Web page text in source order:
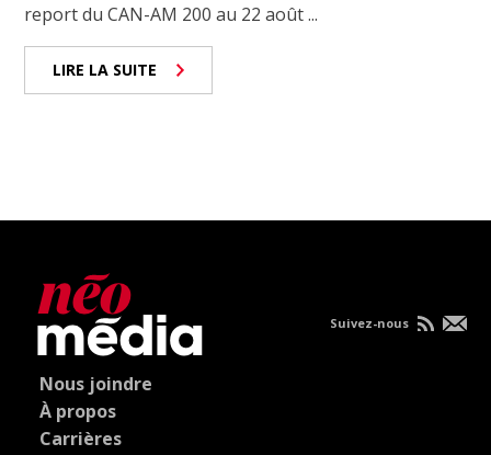
report du CAN-AM 200 au 22 août ...
LIRE LA SUITE
Nous joindre
À propos
Carrières
Suivez-nous